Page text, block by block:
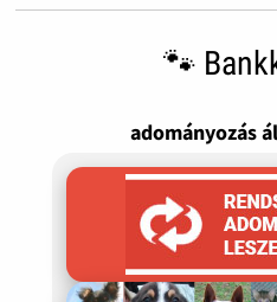
🐾
adományozás